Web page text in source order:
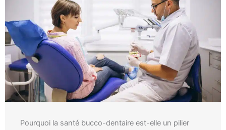
Pourquoi la santé bucco-dentaire est-elle un pilier